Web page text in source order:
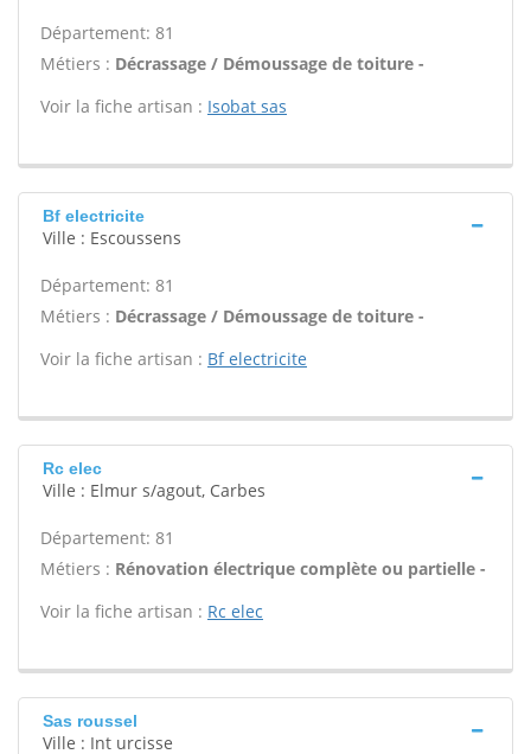
Département: 81
Métiers : Décrassage / Démoussage de toiture -
Voir la fiche artisan : Isobat sas
Bf electricite
Ville : Escoussens
Département: 81
Métiers : Décrassage / Démoussage de toiture -
Voir la fiche artisan : Bf electricite
Rc elec
Ville : Elmur s/agout, Carbes
Département: 81
Métiers : Rénovation électrique complète ou partielle -
Voir la fiche artisan : Rc elec
Sas roussel
Ville : Int urcisse